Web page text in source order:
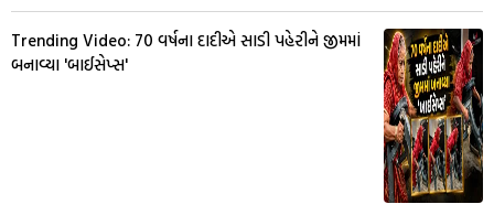
Trending Video: 70 વર્ષના દાદીએ સાડી પહેરીને જીમમાં
બનાવ્યા 'બાઈસેપ્સ'